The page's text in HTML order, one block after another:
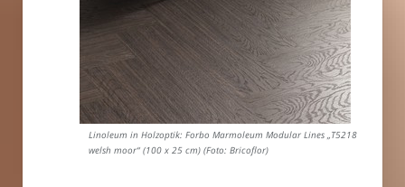
Linoleum in Holzoptik: Forbo Marmoleum Modular Lines „T5218
welsh moor“ (100 x 25 cm) (Foto: Bricoflor)